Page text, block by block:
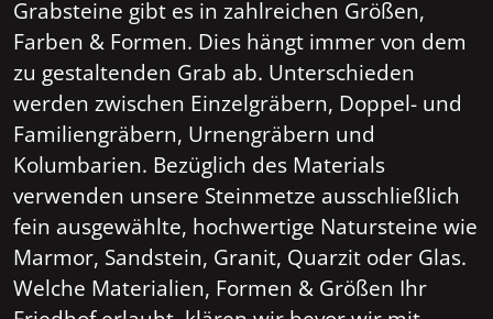
Grabsteine gibt es in zahlreichen Größen,
Farben & Formen. Dies hängt immer von dem
zu gestaltenden Grab ab. Unterschieden
werden zwischen Einzelgräbern, Doppel- und
Familiengräbern, Urnengräbern und
Kolumbarien. Bezüglich des Materials
verwenden unsere Steinmetze ausschließlich
fein ausgewählte, hochwertige Natursteine wie
Marmor, Sandstein, Granit, Quarzit oder Glas.
Welche Materialien, Formen & Größen Ihr